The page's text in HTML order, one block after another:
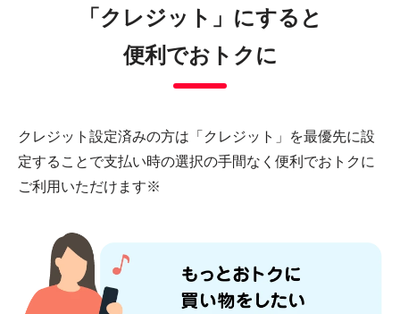
「クレジット」にすると
便利でおトクに
クレジット設定済みの方は「クレジット」を最優先に設
定することで支払い時の選択の手間なく便利でおトクに
ご利用いただけます※